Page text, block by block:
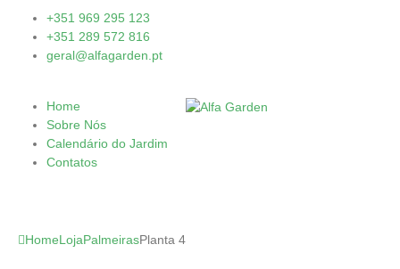
+351 969 295 123
+351 289 572 816
geral@alfagarden.pt
Home
Sobre Nós
Calendário do Jardim
Contatos
HomeLojaPalmeirasPlanta 4